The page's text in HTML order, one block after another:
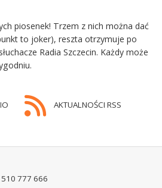
piosenek! Trzem z nich można dać
to joker), reszta otrzymuje po
Radia Szczecin. Każdy może
AKTUALNOŚCI RSS
777 666